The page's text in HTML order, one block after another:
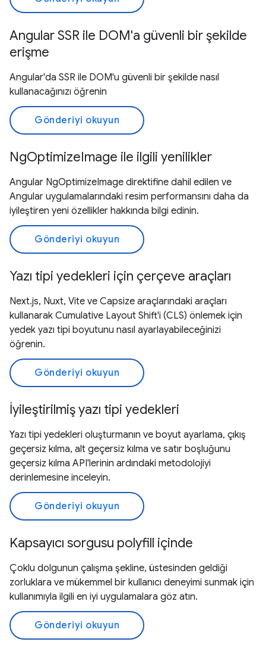
Angular SSR ile DOM'a güvenli bir şekilde
erişme
Angular'da SSR ile DOM'u güvenli bir şekilde nasıl
kullanacağınızı öğrenin
Gönderiyi okuyun
NgOptimizeImage ile ilgili yenilikler
Angular NgOptimizeImage direktifine dahil edilen ve
Angular uygulamalarındaki resim performansını daha da
iyileştiren yeni özellikler hakkında bilgi edinin.
Gönderiyi okuyun
Yazı tipi yedekleri için çerçeve araçları
Next.js, Nuxt, Vite ve Capsize araçlarındaki araçları
kullanarak Cumulative Layout Shift'i (CLS) önlemek için
yedek yazı tipi boyutunu nasıl ayarlayabileceğinizi
öğrenin.
Gönderiyi okuyun
İyileştirilmiş yazı tipi yedekleri
Yazı tipi yedekleri oluşturmanın ve boyut ayarlama, çıkış
geçersiz kılma, alt geçersiz kılma ve satır boşluğunu
geçersiz kılma API'lerinin ardındaki metodolojiyi
derinlemesine inceleyin.
Gönderiyi okuyun
Kapsayıcı sorgusu polyfill içinde
Çoklu dolgunun çalışma şekline, üstesinden geldiği
zorluklara ve mükemmel bir kullanıcı deneyimi sunmak için
kullanımıyla ilgili en iyi uygulamalara göz atın.
Gönderiyi okuyun